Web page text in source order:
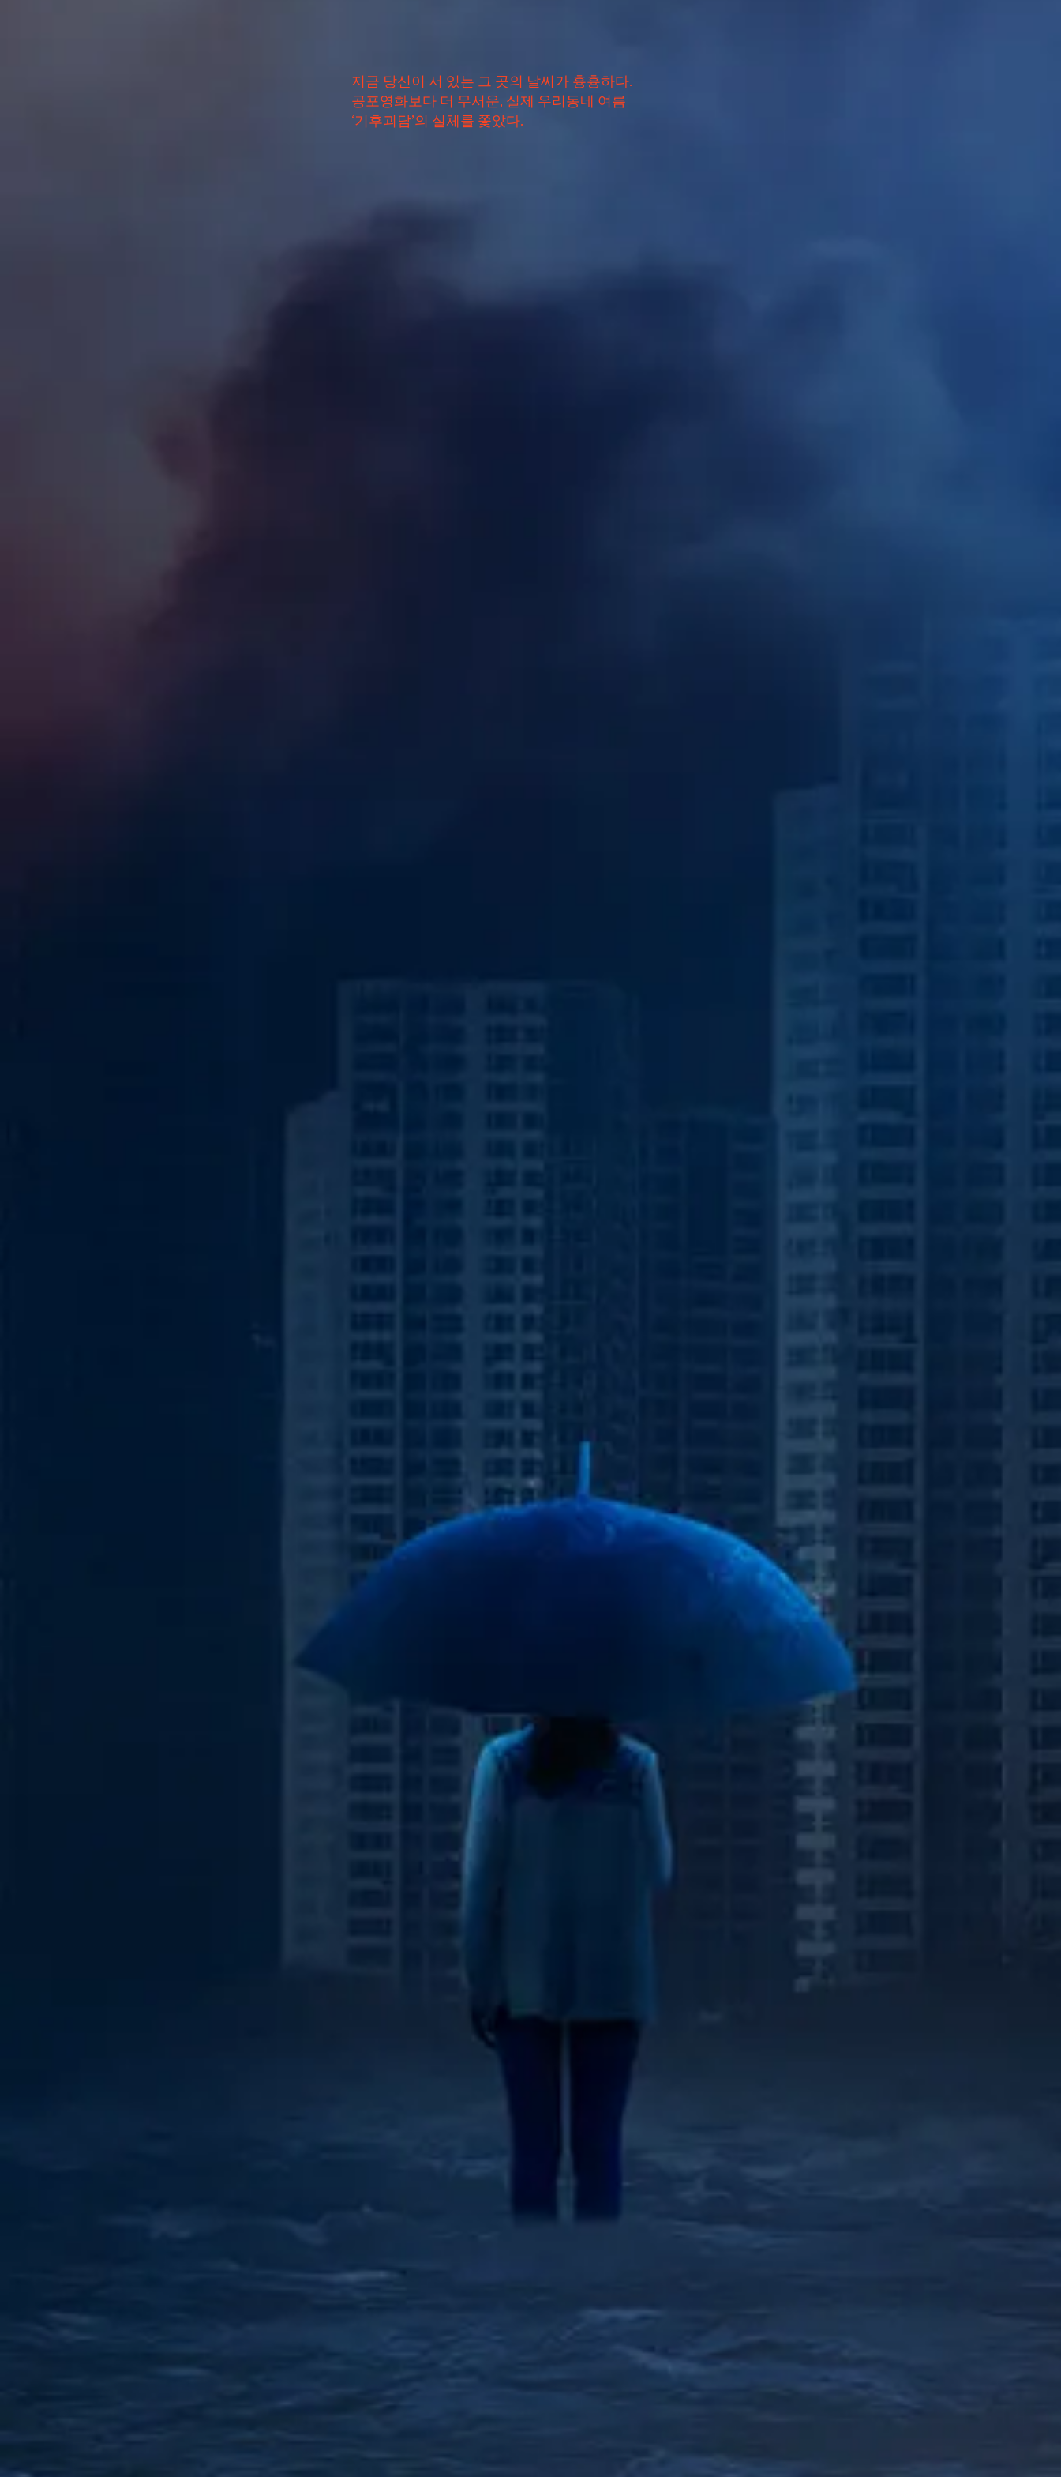
지금 당신이 서 있는 그 곳의 날씨가 흉흉하다.
공포영화보다 더 무서운, 실제 우리동네 여름
‘기후괴담’의 실체를 쫓았다.